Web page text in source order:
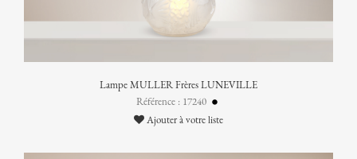
Lampe MULLER Frères LUNEVILLE
Référence : 17240
Ajouter à votre liste